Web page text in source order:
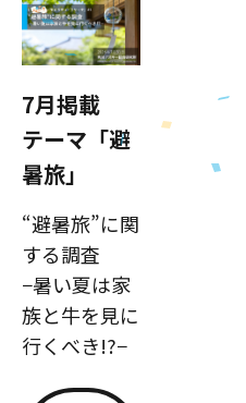
7月掲載
テーマ「避
暑旅」
“避暑旅”に関
する調査
−暑い夏は家
族と牛を見に
行くべき!?−